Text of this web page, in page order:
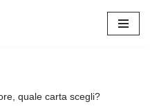
quale carta scegli?